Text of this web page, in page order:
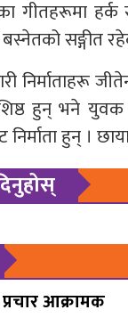
गीतहरूमा हर्क
सङ्गीत
निर्माताहरू
हुन् भने युवक
हुन् ।
आक्रामक